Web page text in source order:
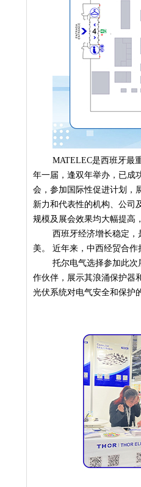
MATELEC是西班牙最
年一届，逢双年举办，已成
会，参加国际性促进计划，
新力和代表性的机构、公司
规模及展会效果均大幅提高
西班牙经济增长稳定，
美。 近年来，中西经贸合
托尔电气选择参加此
作伙伴，展示其浪涌保护器
光伏系统对电气安全和保护